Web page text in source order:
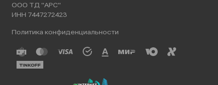
ООО ТД "АРС"
ИНН 7447272423
Политика конфиденциальности